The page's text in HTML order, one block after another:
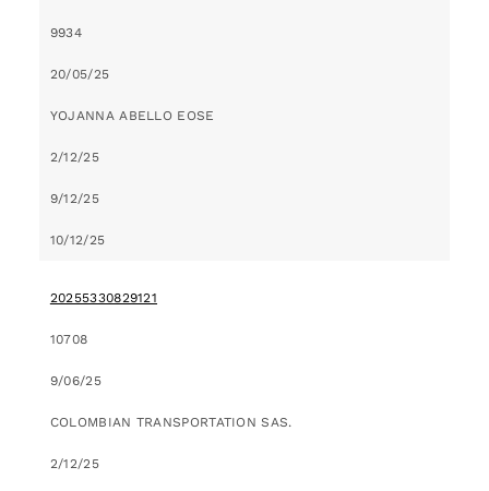
9934
20/05/25
YOJANNA ABELLO EOSE
2/12/25
9/12/25
10/12/25
20255330829121
10708
9/06/25
COLOMBIAN TRANSPORTATION SAS.
2/12/25